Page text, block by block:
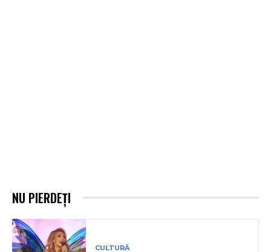
NU PIERDEȚI
CULTURĂ